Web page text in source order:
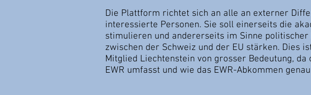
Die Plattform richtet sich an alle an externer
interessierte Personen. Sie soll einerseits die
stimulieren und andererseits im Sinne politischer
zwischen der Schweiz und der EU stärken. Dies
Mitglied Liechtenstein von grosser Bedeutung,
EWR umfasst und wie das EWR-Abkommen